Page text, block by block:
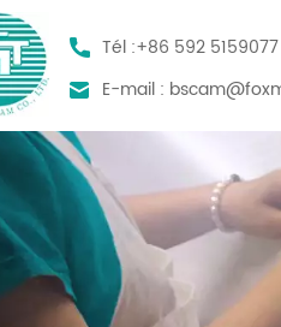
Tél :+86 592 5159077
E-mail :